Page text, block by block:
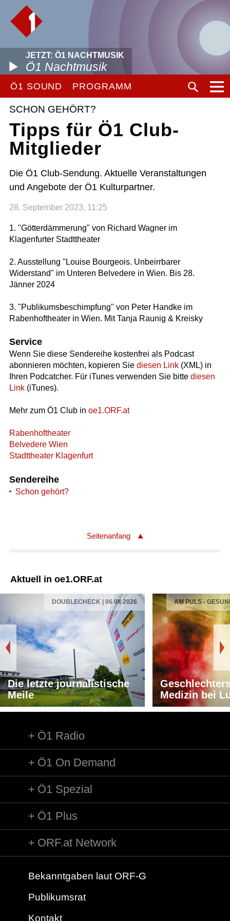
JETZT: Ö1 NACHTMUSIK
Ö1 Nachtmusik
Ö1 SOUND PROGRAMM
SCHON GEHÖRT?
Tipps für Ö1 Club-
Mitglieder
Die Ö1 Club-Sendung. Aktuelle Veranstaltungen
und Angebote der Ö1 Kulturpartner.
28. September 2023, 11:25
1. "Götterdämmerung" von Richard Wagner im
Klagenfurter Stadttheater
2. Ausstellung "Louise Bourgeois. Unbeirrbarer
Widerstand" im Unteren Belvedere in Wien. Bis 28.
Jänner 2024
3. "Publikumsbeschimpfung" von Peter Handke im
Rabenhoftheater in Wien. Mit Tanja Raunig & Kreisky
Service
Wenn Sie diese Sendereihe kostenfrei als Podcast
abonnieren möchten, kopieren Sie diesen Link(XML) in
Ihren Podcatcher. Für iTunes verwenden Sie bitte diesen
Link(iTunes).
Mehr zum Ö1 Club in oe1.ORF.at
Rabenhoftheater
Belvedere Wien
Stadttheater Klagenfurt
Sendereihe
Schon gehört?
Seitenanfang
Aktuell in oe1.ORF.at
DOUBLECHECK | 06 08 2026
Die letzte journalistische
Meile
AM PULS -
Medizin bei
Ö1 Radio
Ö1 On Demand
Ö1 Spezial
Ö1 Plus
ORF.at Network
Bekanntgaben laut ORF-G
Publikumsrat
Kontakt